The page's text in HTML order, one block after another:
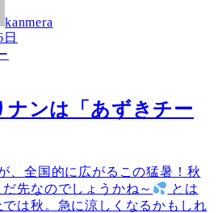
kanmera
ナンは「あずきチー
、全国的に広がるこの猛暑！秋
先なのでしょうかね～
とは
は秋。急に涼しくなるかもしれ